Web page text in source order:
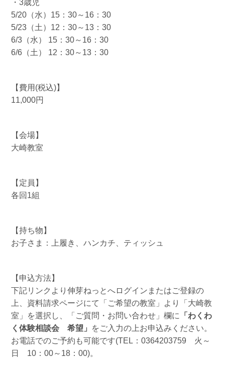
・3歳児
5/20（水）15：30～16：30
5/23（土）12：30～13：30
6/3（水） 15：30～16：30
6/6（土） 12：30～13：30
【費用(税込)】
11,000円
【会場】
大崎教室
【定員】
各回1組
【持ち物】
お子さま：上履き、ハンカチ、ティッシュ
【申込方法】
下記リンクより伸芽ねっとへログインまたはご登録の
上、資料請求ページにて「ご希望の教室」より「大崎教
室」を選択し、「ご質問・お問い合わせ」欄に 「わくわ
く体験相談会 希望」
をご入力の上お申込みください。
お電話でのご予約も可能です(TEL：0364203759 火～
日 10：00～18：00)。